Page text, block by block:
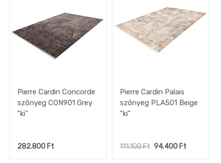
Pierre Cardin Concorde
szőnyeg CON901 Grey
"ki"
282.800Ft
Pierre Cardin Palais
szőnyeg PLA501 Beige
"ki"
111.100Ft 94.400Ft